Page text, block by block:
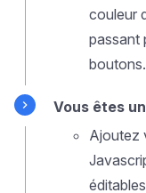
couleur
passant
boutons.
Vous êtes
Ajoutez